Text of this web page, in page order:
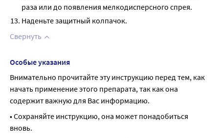
раза или до появления мелкодисперсного спрея.
Наденьте защитный колпачок.
Свернуть
Особые указания
Внимательно прочитайте эту инструкцию перед тем, как
начать применение этого препарата, так как она
содержит важную для Вас информацию.
• Сохраняйте инструкцию, она может понадобиться
вновь.